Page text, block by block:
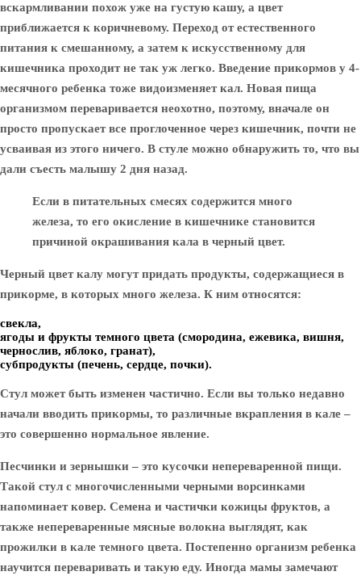
вскармливании похож уже на густую кашу, а цвет
приближается к коричневому. Переход от естественного
питания к смешанному, а затем к искусственному для
кишечника проходит не так уж легко. Введение прикормов у 4-
месячного ребенка тоже видоизменяет кал. Новая пища
организмом переваривается неохотно, поэтому, вначале он
просто пропускает все проглоченное через кишечник, почти не
усваивая из этого ничего. В стуле можно обнаружить то, что вы
дали съесть малышу 2 дня назад.
Если в питательных смесях содержится много
железа, то его окисление в кишечнике становится
причиной окрашивания кала в черный цвет.
Черный цвет калу могут придать продукты, содержащиеся в
прикорме, в которых много железа. К ним относятся:
свекла,
ягоды и фрукты темного цвета (смородина, ежевика, вишня,
чернослив, яблоко, гранат),
субпродукты (печень, сердце, почки).
Стул может быть изменен частично. Если вы только недавно
начали вводить прикормы, то различные вкрапления в кале –
это совершенно нормальное явление.
Песчинки и зернышки – это кусочки непереваренной пищи.
Такой стул с многочисленными черными ворсинками
напоминает ковер. Семена и частички кожицы фруктов, а
также непереваренные мясные волокна выглядят, как
прожилки в кале темного цвета. Постепенно организм ребенка
научится переваривать и такую еду. Иногда мамы замечают